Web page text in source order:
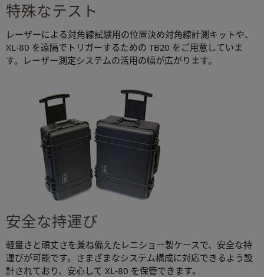
特殊なテスト
レーザーによる対角線試験用の位置決め対角線計測キットや、
XL-80 を遠隔でトリガーするための TB20 をご用意していま
す。レーザー測定システムの活用の幅が広がります。
安全な持運び
軽量さと頑丈さを兼ね備えたレニショー製ケースで、安全な持
運びが可能です。さまざまなシステム構成に対応できるよう設
計されており、安心して XL-80 を保管できます。